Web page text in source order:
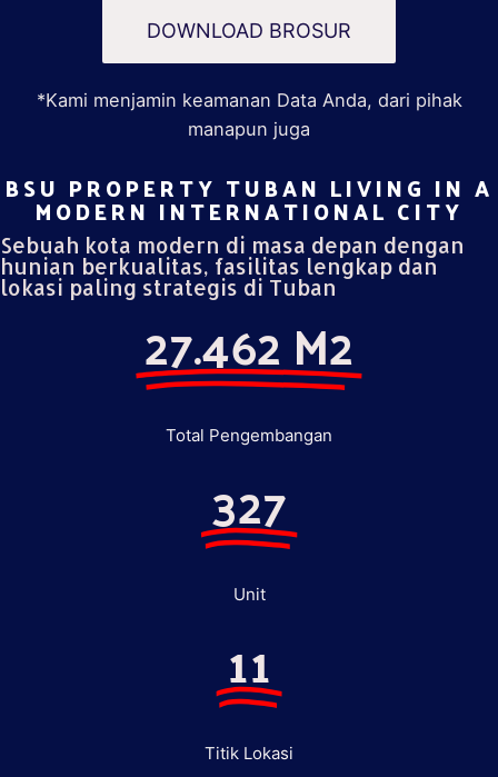
DOWNLOAD BROSUR
*Kami menjamin keamanan Data Anda, dari pihak
manapun juga
BSU PROPERTY TUBAN LIVING IN A
MODERN INTERNATIONAL CITY​
Sebuah kota modern di masa depan dengan
hunian berkualitas, fasilitas lengkap dan
lokasi paling strategis di Tuban
27.462 M2
Total Pengembangan
327
Unit
11
Titik Lokasi